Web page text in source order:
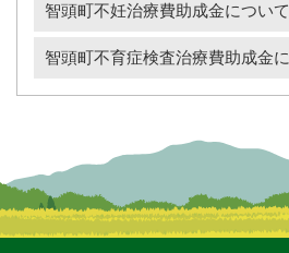
智頭町不妊治療費助成金について
智頭町不育症検査治療費助成金